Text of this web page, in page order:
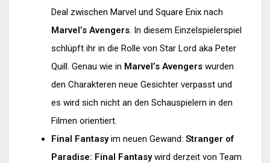
Deal zwischen Marvel und Square Enix nach
Marvel’s Avengers. In diesem Einzelspielerspiel
schlüpft ihr in die Rolle von Star Lord aka Peter
Quill. Genau wie in Marvel’s Avengers wurden
den Charakteren neue Gesichter verpasst und
es wird sich nicht an den Schauspielern in den
Filmen orientiert.
Final Fantasyim neuen Gewand: Stranger of
Paradise: Final Fantasywird derzeit von Team